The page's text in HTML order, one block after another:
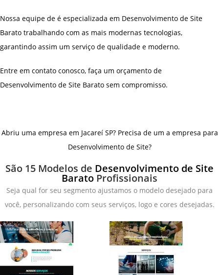
Nossa equipe de é especializada em Desenvolvimento de Site
Barato trabalhando com as mais modernas tecnologias,
garantindo assim um serviço de qualidade e moderno.
Entre em contato conosco, faça um orçamento de
Desenvolvimento de Site Barato sem compromisso.
Abriu uma empresa em Jacareí SP? Precisa de um a empresa para
Desenvolvimento de Site?
São 15 Modelos de Desenvolvimento de Site
Barato Profissionais
Seja qual for seu segmento ajustamos o modelo desejado para
você, personalizando com seus serviços, logo e cores desejadas.